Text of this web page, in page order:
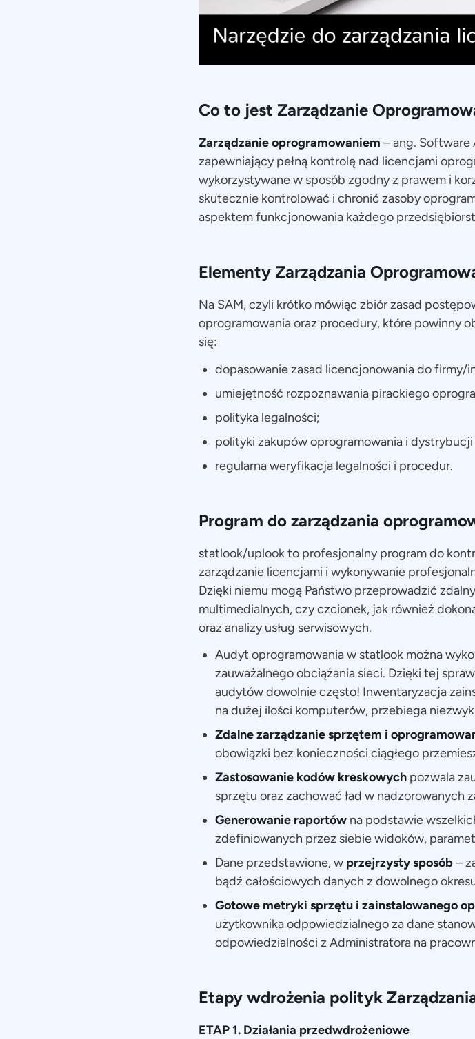
Co to jest Zarządzanie
Zarządzanie oprogramowaniem – ang. Software
zapewniający pełną kontrolę nad licencjami
wykorzystywane w sposób zgodny z prawem i
skutecznie kontrolować i chronić zasoby
aspektem funkcjonowania każdego
Elementy Zarządzania
Na SAM, czyli krótko mówiąc zbiór zasad
oprogramowania oraz procedury, które powinny
się:
dopasowanie zasad licencjonowania do firmy/
umiejętność rozpoznawania pirackiego
polityka legalności;
polityki zakupów oprogramowania i
regularna weryfikacja legalności i procedur.
Program do zarządzania
statlook/uplook to profesjonalny program do
zarządzanie licencjami i wykonywanie
Dzięki niemu mogą Państwo przeprowadzić
multimedialnych, czy czcionek, jak również
oraz analizy usług serwisowych.
Audyt oprogramowania w statlook można
zauważalnego obciążania sieci. Dzięki tej
audytów dowolnie często! Inwentaryzacja
na dużej ilości komputerów, przebiega
Zdalne zarządzanie sprzętem i
obowiązki bez konieczności ciągłego
Zastosowanie kodów kreskowych pozwala
sprzętu oraz zachować ład w nadzorowanych
Generowanie raportów na podstawie
zdefiniowanych przez siebie widoków,
Dane przedstawione, w przejrzysty sposób–
bądź całościowych danych z dowolnego
Gotowe metryki sprzętu i zainstalowanego
użytkownika odpowiedzialnego za dane
odpowiedzialności z Administratora na
Etapy wdrożenia polityk
ETAP 1. Działania przedwdrożeniowe